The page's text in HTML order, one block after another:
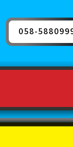
058-